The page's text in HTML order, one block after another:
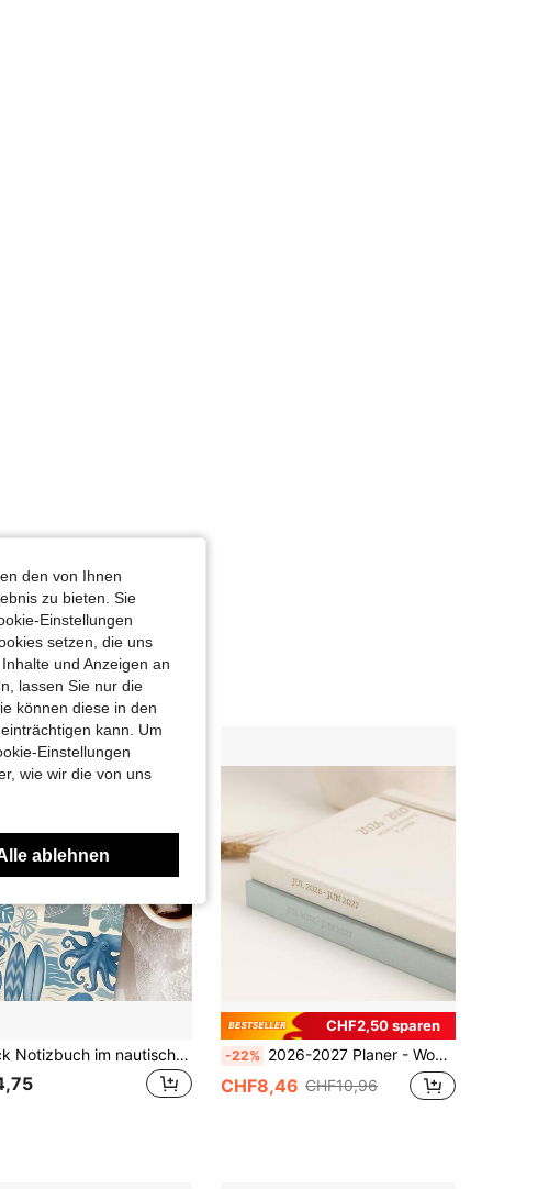
1 Stück Notizbuch im nautischen Meeres-Tier-Thema & Seemanns-Tagebuch - Spiralgebundenes Kurznotizbuch mit Ozean-Meereskreaturen-Cover, Planer-Notizblock Geschenk für Frauen, Lehrer, für Offshore-Schulung/Kunst-Planer Schulbedarf
CHF2,50 sparen
-22% 2026-2027 Planer - Wochen- und Monatsplaner, Juli 2026 - Juni 2027, Leinen-Hardcover, 2026-2027 Kalenderplaner Buch mit Registerkarten, ästhetisch, perfekt für Büro, Zuhause und Schulbedarf
CHF8,46 CHF10,96
den von Ihnen
zu bieten. Sie
Einstellungen
setzen, die uns
und Anzeigen an
lassen Sie nur die
können diese in den
kann. Um
Einstellungen
wie wir die von uns
ablehnen